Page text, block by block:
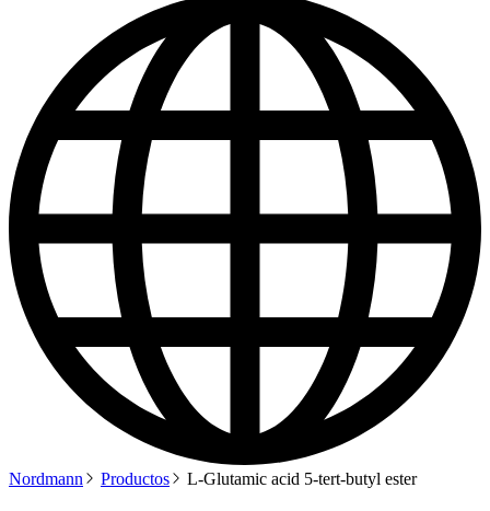
Nordmann Productos L-Glutamic acid 5-tert-butyl ester